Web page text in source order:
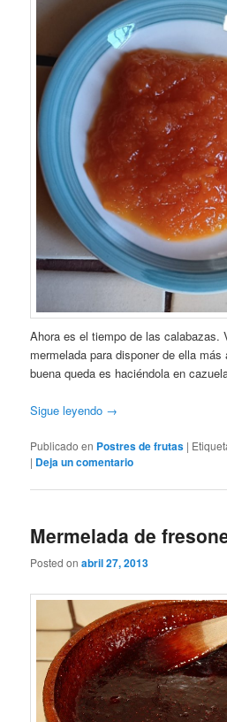
Ahora es el tiempo de las calabazas.
mermelada para disponer de ella
buena queda es haciéndola en
Sigue leyendo →
Publicado en Postres de frutas |
| Deja un comentario
Mermelada de
Posted onabril 27, 2013